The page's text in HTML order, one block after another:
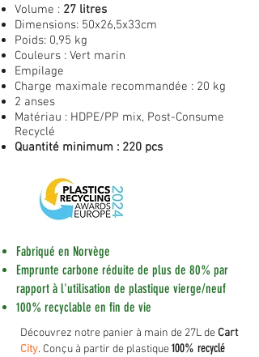
Volume : 27 litres
Dimensions: 50x26,5x33cm
Poids: 0,95 kg
Couleurs : Vert marin
Empilage
Charge maximale recommandée : 20 kg
2 anses
Matériau : HDPE/PP mix, Post-Consume
Recyclé
Quantité minimum : 220 pcs
Fabriqué en Norvège
Emprunte carbone réduite de plus de 80% par
rapport à l'utilisation de plastique vierge/neuf
100% recyclable en fin de vie
Découvrez notre panier à main de 27L de Cart
City. Conçu à partir de plastique100% recyclé